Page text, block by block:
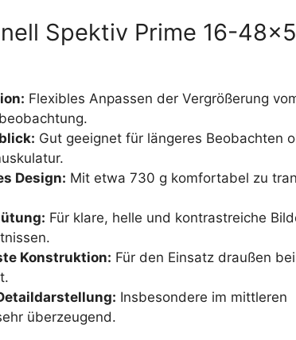
Spektiv Prime 16-
Flexibles Anpassen der Vergrößerung
Gut geeignet für längeres Beobachten
Design: Mit etwa 730 g komfortabel zu
Für klare, helle und kontrastreiche
Konstruktion: Für den Einsatz draußen
Insbesondere im mittleren
überzeugend.